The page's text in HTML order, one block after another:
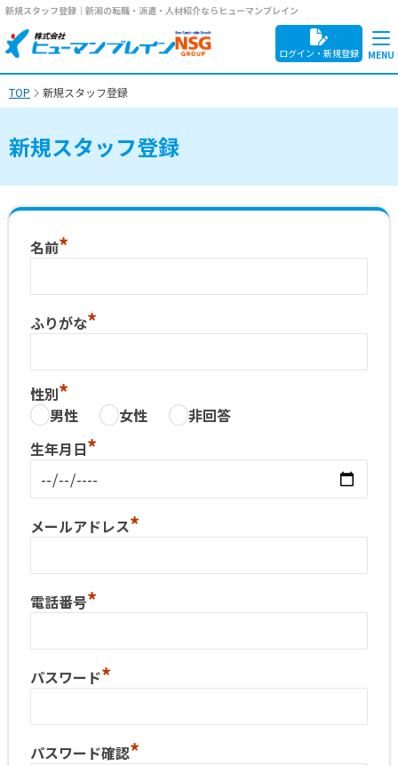
新規スタッフ登録｜新潟の転職・派遣・人材紹介ならヒューマンブレイン
ログイン・新規登録
TOP 新規スタッフ登録
新規スタッフ登録
名前*
ふりがな*
性別*
男性 女性
非回答
生年月日*
メールアドレス*
電話番号*
パスワード*
パスワード確認*